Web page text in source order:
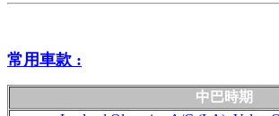
常用車款 :
中巴時期